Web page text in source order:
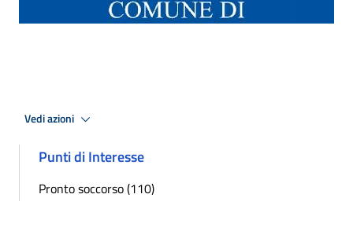
Vedi azioni
Punti di Interesse
Pronto soccorso (110)